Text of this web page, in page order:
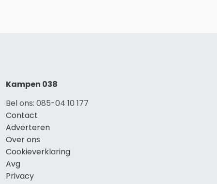
Kampen 038
Bel ons: 085-04 10 177
Contact
Adverteren
Over ons
Cookieverklaring
Avg
Privacy